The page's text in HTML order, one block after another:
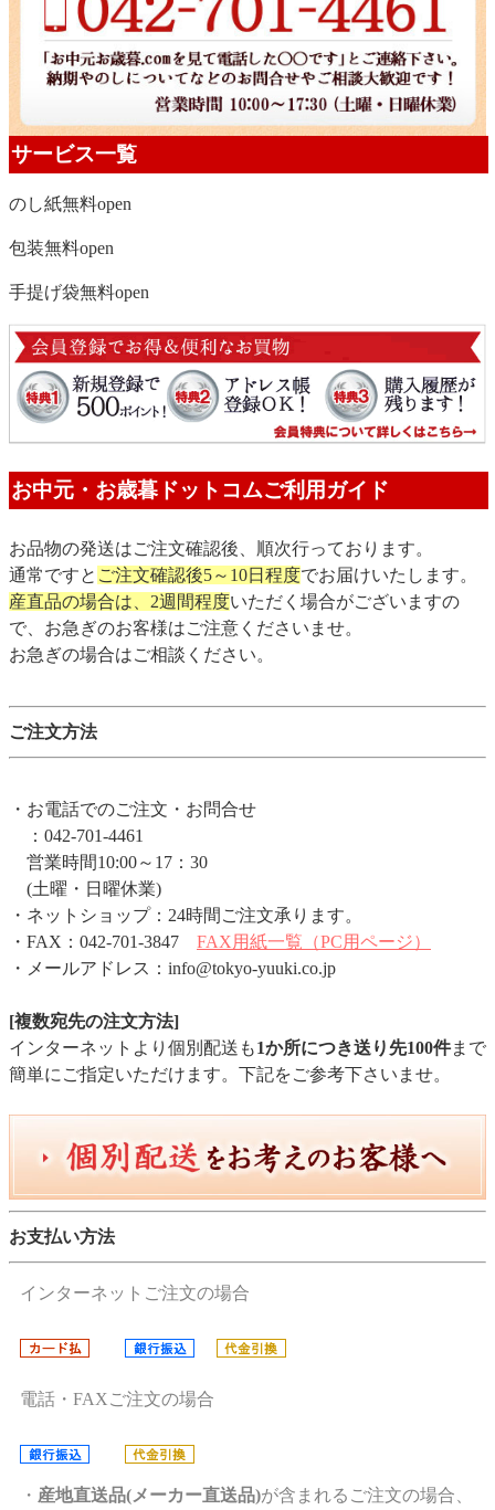
サービス一覧
のし紙無料open
包装無料open
手提げ袋無料open
お中元・お歳暮ドットコムご利用ガイド
お品物の発送はご注文確認後、順次行っております。
通常ですと ご注文確認後5～10日程度でお届けいたします。
産直品の場合は、2週間程度いただく場合がございますの
で、お急ぎのお客様はご注意くださいませ。
お急ぎの場合はご相談ください。
ご注文方法
・お電話でのご注文・お問合せ
：042-701-4461
営業時間10:00～17：30
(土曜・日曜休業)
・ネットショップ：24時間ご注文承ります。
・FAX：042-701-3847 FAX用紙一覧（PC用ページ）
・メールアドレス：info@tokyo-yuuki.co.jp
[複数宛先の注文方法]
インターネットより個別配送も1か所につき送り先100件まで
簡単にご指定いただけます。下記をご参考下さいませ。
お支払い方法
インターネットご注文の場合
電話・FAXご注文の場合
・ 産地直送品(メーカー直送品)が含まれるご注文の場合、